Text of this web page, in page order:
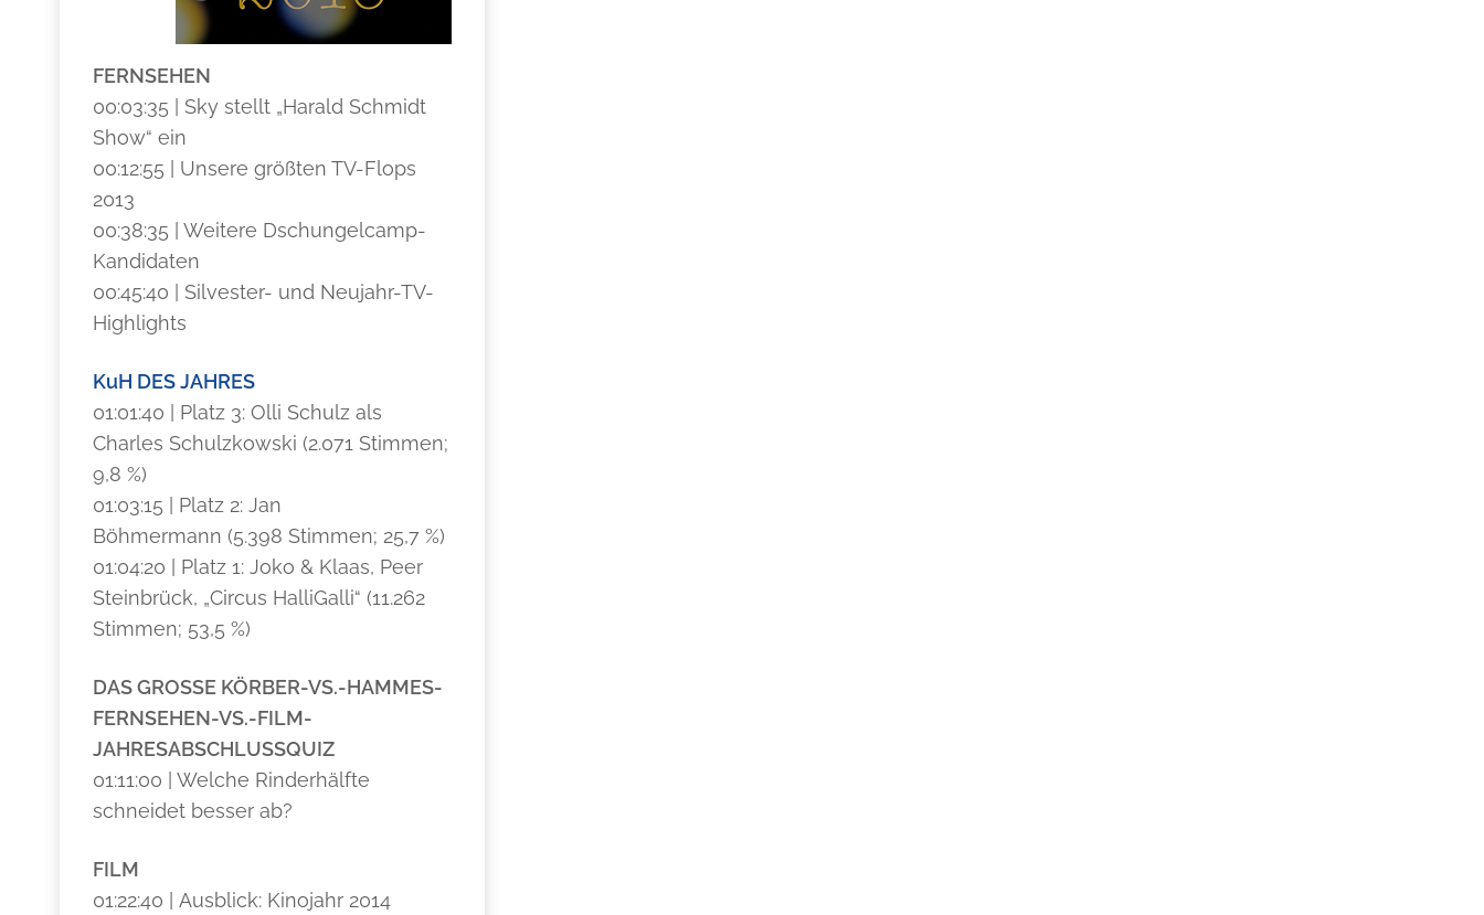
FERNSEHEN
00:03:35 | Sky stellt „Harald Schmidt
Show“ ein
00:12:55 | Unsere größten TV-Flops
2013
00:38:35 | Weitere Dschungelcamp-
Kandidaten
00:45:40 | Silvester- und Neujahr-TV-
Highlights
KuH DES JAHRES
01:01:40 | Platz 3: Olli Schulz als
Charles Schulzkowski (2.071 Stimmen;
9,8 %)
01:03:15 | Platz 2: Jan
Böhmermann (5.398 Stimmen; 25,7 %)
01:04:20 | Platz 1: Joko & Klaas, Peer
Steinbrück, „Circus HalliGalli“ (11.262
Stimmen; 53,5 %)
DAS GROSSE KÖRBER-VS.-HAMMES-
FERNSEHEN-VS.-FILM-
JAHRESABSCHLUSSQUIZ
01:11:00 |
Welche Rinderhälfte
schneidet besser ab?
FILM
01:22:40 | Ausblick: Kinojahr 2014